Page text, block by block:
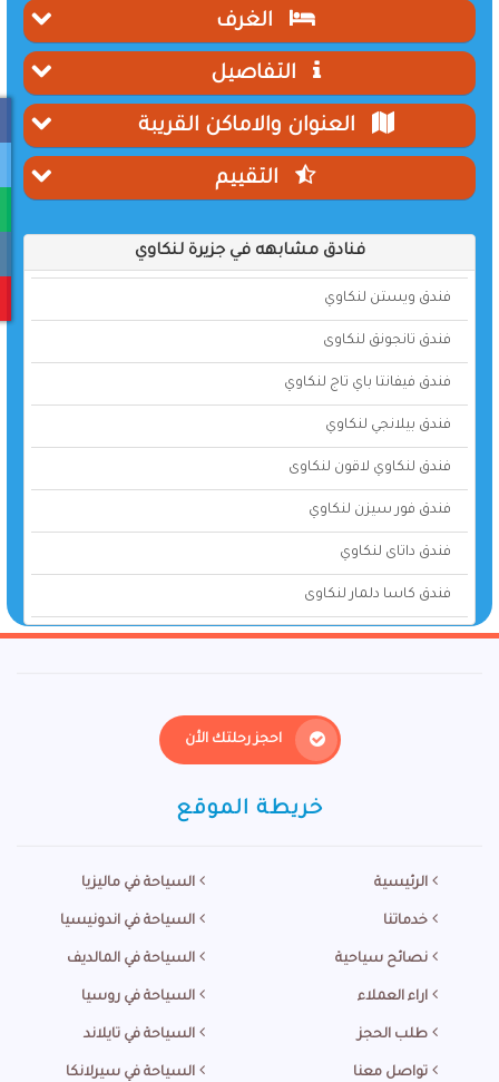
الغرف
التفاصيل
العنوان والاماكن القريبة
التقييم
فنادق مشابهه في جزيرة لنكاوي
فندق ويستن لنكاوي
فندق تانجونق لنكاوى
فندق فيفانتا باي تاج لنكاوي
فندق بيلانجي لنكاوي
فندق لنكاوي لاقون لنكاوى
فندق فور سيزن لنكاوي
فندق داتاى لنكاوي
فندق كاسا دلمار لنكاوى
احجز رحلتك الأن
خريطة الموقع
الرئيسية
خدماتنا
نصائح سياحية
اراء العملاء
طلب الحجز
تواصل معنا
السياحة في ماليزيا
السياحة في اندونيسيا
السياحة في المالديف
السياحة في روسيا
السياحة في تايلاند
السياحة في سيرلانكا